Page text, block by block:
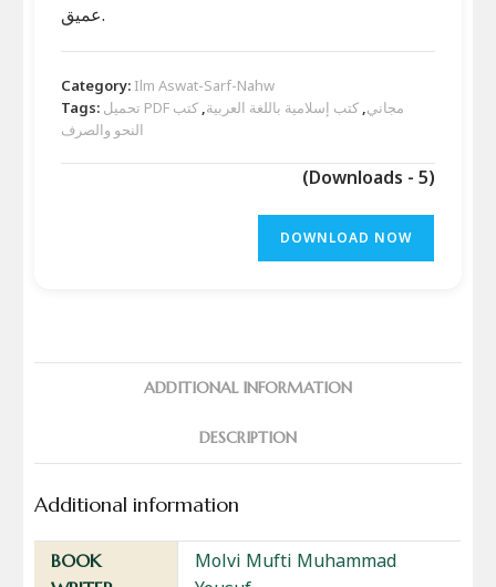
عميق.
Category: Ilm Aswat-Sarf-Nahw
Tags:
تحميل PDF مجاني, كتب إسلامية باللغة العربية, كتب
النحو والصرف
(Downloads - 5)
DOWNLOAD NOW
ADDITIONAL INFORMATION
DESCRIPTION
Additional information
BOOK
Molvi Mufti Muhammad